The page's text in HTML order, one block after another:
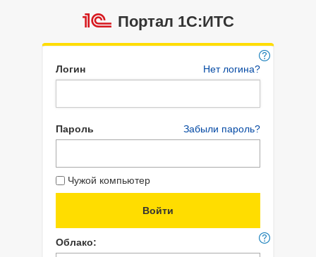
Портал 1C:ИТС
Логин Нет логина?
Пароль Забыли пароль?
Чужой компьютер
Облако: